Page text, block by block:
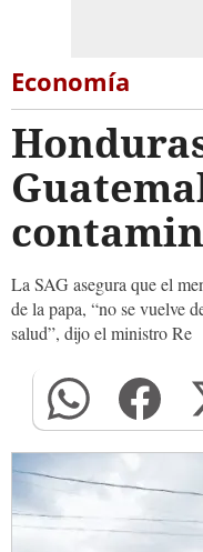
Economía
La SAG asegura que el
de la papa, “no se vuelve
salud”, dijo el ministro Re